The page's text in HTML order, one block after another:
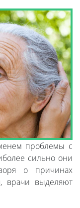
проблемы с
сильно они
о причинах
врачи выделяют